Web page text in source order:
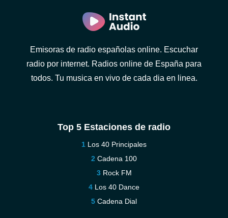
Emisoras de radio españolas online. Escuchar
radio por internet. Radios online de España para
todos. Tu musica en vivo de cada dia en linea.
Top 5 Estaciones de radio
Los 40 Principales
Cadena 100
Rock FM
Los 40 Dance
Cadena Dial